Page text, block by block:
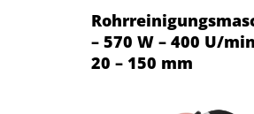
– 570 W – 400 U/
20 – 150 mm